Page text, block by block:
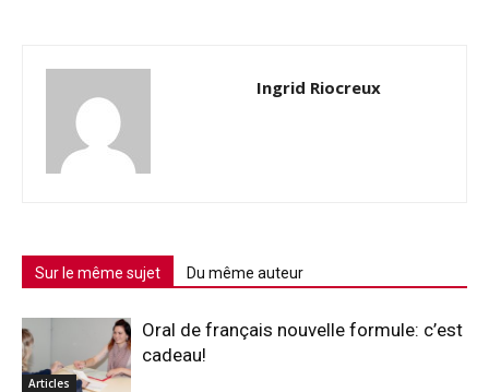
Ingrid Riocreux
Sur le même sujet Du même auteur
Articles
Oral de français nouvelle formule: c’est
cadeau!